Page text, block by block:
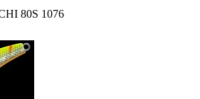
80S 1076